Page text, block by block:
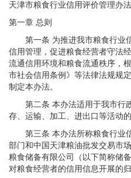
天津市粮食行业信用评价管理办法
第一章 总则
第一条 为推进我市粮食行业
信用管理，促进粮食经营者守法
流通信用环境和粮食流通秩序，
市社会信用条例》等法律法规规
制定本办法。
第二条 本办法适用于我市行
存、运输、加工、进出口等活动的
第三条 本办法所称粮食行业
部门和中国天津粮油批发交易市
粮食储备有限公司（以下简称储
对粮食经营者的信用信息开展的